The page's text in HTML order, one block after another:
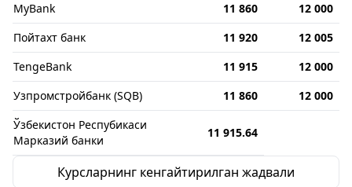
MyBank
11 860
12 000
Пойтахт банк
11 920
12 005
TengeBank
11 915
12 000
Узпромстройбанк (SQB)
11 860
12 000
Ўзбекистон Респубикаси
Марказий банки
11 915.64
Курсларнинг кенгайтирилган жадвали